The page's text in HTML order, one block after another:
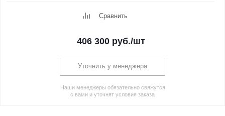
Сравнить
406 300руб./шт
Уточнить у менеджера
Наши менеджеры обязательно свяжутся
с вами и уточнят условия заказа